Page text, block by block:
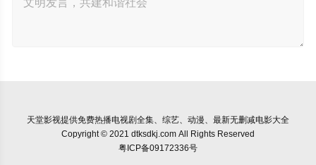
天堂影视提供免费热播电视剧全集、综艺、动漫、最新无删减电影大全
Copyright © 2021 dtksdkj.com All Rights Reserved
粤ICP备09172336号